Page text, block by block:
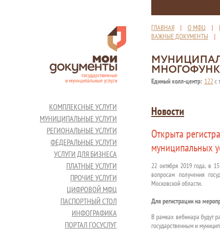
ГЛАВНАЯ | О МФЦ |
ВАЖНЫЕ ДОКУМЕНТЫ
Единый колл-центр: 122с
КОМПЛЕКСНЫЕ УСЛУГИ
МУНИЦИПАЛЬНЫЕ УСЛУГИ
РЕГИОНАЛЬНЫЕ УСЛУГИ
ФЕДЕРАЛЬНЫЕ УСЛУГИ
УСЛУГИ ДЛЯ БИЗНЕСА
ПЛАТНЫЕ УСЛУГИ
ПРОЧИЕ УСЛУГИ
ЦИФРОВОЙ МФЦ
ПАСПОРТНЫЙ СТОЛ
ИНФОГРАФИКА
ПОРТАЛ ГОСУСЛУГ
Новости
Открыта
муниципальных
22 октября 2019 года, в
вопросам получения
Московской области.
Для регистрации на
В рамках вебинара будут
государственным и